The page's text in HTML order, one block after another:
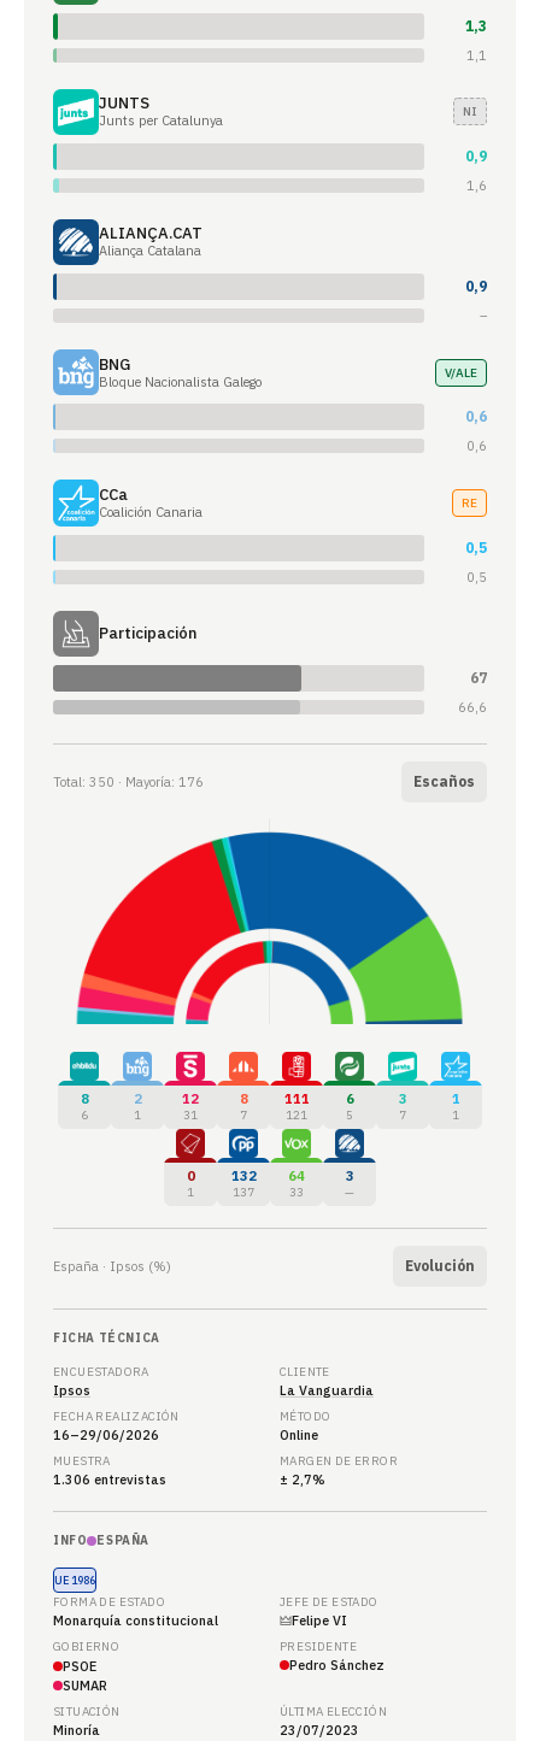
1,3
1,1
JUNTS
Junts per Catalunya
NI
0,9
1,6
ALIANÇA.CAT
Aliança Catalana
0,9
–
BNG
Bloque Nacionalista Galego
V/ALE
0,6
0,6
CCa
Coalición Canaria
RE
0,5
0,5
Participación
67
66,6
Total: 350 · Mayoría: 176 Escaños
8
6
2
1
12
31
8
7
111
121
6
5
3
7
1
1
0
1
132
137
64
33
3
—
España · Ipsos (%) Evolución
FICHA TÉCNICA
ENCUESTADORA
Ipsos
CLIENTE
La Vanguardia
FECHA REALIZACIÓN
16–29/06/2026
MÉTODO
Online
MUESTRA
1.306 entrevistas
MARGEN DE ERROR
± 2,7%
INFO ESPAÑA
UE 1986
FORMA DE ESTADO
Monarquía constitucional
JEFE DE ESTADO
🜲Felipe VI
GOBIERNO
PSOE
SUMAR
PRESIDENTE
Pedro Sánchez
SITUACIÓN
Minoría
ÚLTIMA ELECCIÓN
23/07/2023